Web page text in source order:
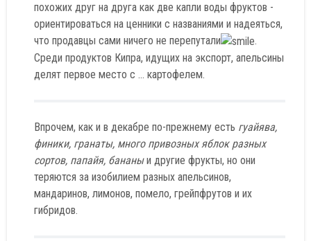
похожих друг на друга как две капли воды фруктов -
ориентироваться на ценники с названиями и надеяться,
что продавцы сами ничего не перепутали
.
Среди продуктов Кипра, идущих на экспорт, апельсины
делят первое место с ... картофелем.
Впрочем, как и в декабре по-прежнему есть гуайява,
финики, гранаты, много привозных яблок разных
сортов, папайя, бананыи другие фрукты, но они
теряются за изобилием разных апельсинов,
мандаринов, лимонов, помело, грейпфрутов и их
гибридов.